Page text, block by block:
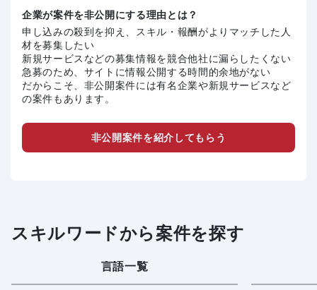
企業が案件を非公開にする理由とは？
申し込みの殺到を抑え、スキル・報酬がよりマッチした人
材を募集したい
新規サービスなどの募集情報を競合他社に漏らしたくない
急募のため、サイトに情報公開する時間的余地がない
だからこそ、非公開案件には有名企業や新規サービスなど
の案件もあります。
非公開案件を紹介してもらう
スキルワードから案件を探す
言語一覧